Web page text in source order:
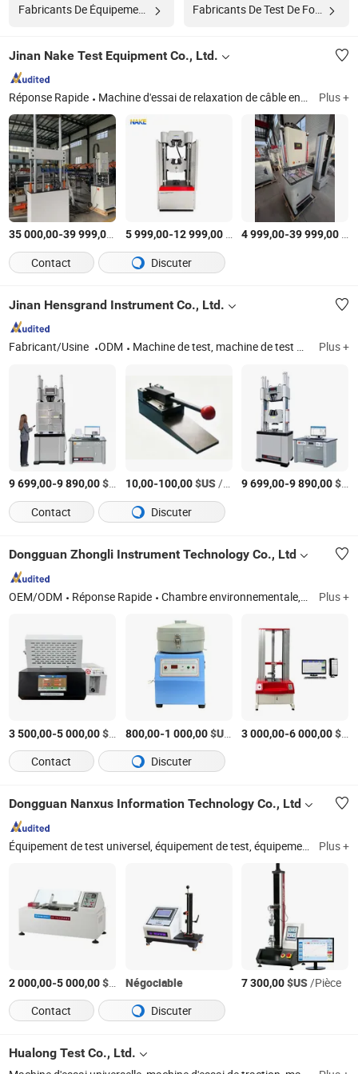
Fabricants De Équipement De Test Fabricants De Test De Fonction
Jinan Nake Test Equipment Co., Ltd.
Réponse Rapide Machine d'essai de relaxation de câble en acier, machine d'essai de roche, machine d'essai de fatigue dynamique, machine d'essai d'impact, machine d'essai de traction, machine d'essai de pression, machine d'essai de flexion, testeur de coefficient de couple pour boulon haute résistance, machine d'essai de torsion, machine d'essai de câble en acier Plus +
35 000,00-39 999,00 $US/Jeu
5 999,00-12 999,00$US /Jeu
4 999,00-39 999,00
Contact
Discuter
Jinan Hensgrand Instrument Co., Ltd.
Fabricant/Usine ODM Machine de test, machine de test de traction, machine de test universelle, machine de test d'impact, machine de test de fatigue, Équipement métallographique, testeur de dureté Plus +
9 699,00-9 890,00$US /Pièce
10,00-100,00$US/Pièce 9 699,00-9 890,00$US
Contact
Discuter
Dongguan Zhongli Instrument Technology Co., Ltd
OEM/ODM Réponse Rapide Chambre environnementale, machine d'essai universelle, machine d'essai, moulin à deux rouleaux de laboratoire, mélangeur Banbury, presse hydraulique de laboratoire, machine d'essai textile, machine d'essai de carton d'emballage, machine d'essai de chaussures en cuir, machine d'essai de caoutchouc et de plastique Plus +
3 500,00-5 000,00$US /Pièce
800,00-1 000,00$US /Pièce
3 000,00-6 000,00$US
Contact
Discuter
Dongguan Nanxus Information Technology Co., Ltd
Équipement de test universel, équipement de test, équipement de laboratoire, chambre climatique, contrôleur de température, chambre environnementale, testeur de batterie, essai de traction, chambre d'humidité, machine d'essai Plus +
2 000,00-5 000,00$US /Pièce
Négociable 7 300,00$US/Pièce
Contact
Discuter
Hualong Test Co., Ltd.